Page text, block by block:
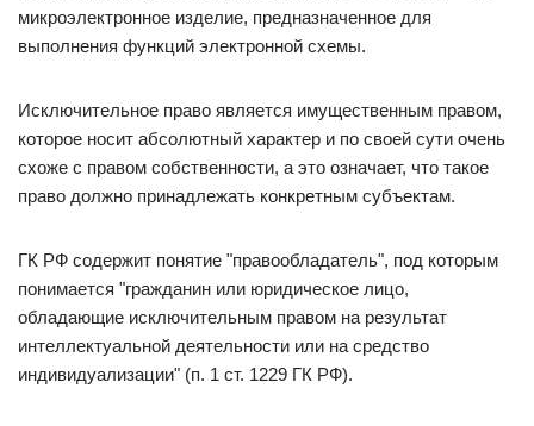
микроэлектронное изделие, предназначенное для
выполнения функций электронной схемы.
Исключительное право является имущественным правом,
которое носит абсолютный характер и по своей сути очень
схоже с правом собственности, а это означает, что такое
право должно принадлежать конкретным субъектам.
ГК РФ содержит понятие "правообладатель", под которым
понимается "гражданин или юридическое лицо,
обладающие исключительным правом на результат
интеллектуальной деятельности или на средство
индивидуализации" (п. 1 ст. 1229 ГК РФ).